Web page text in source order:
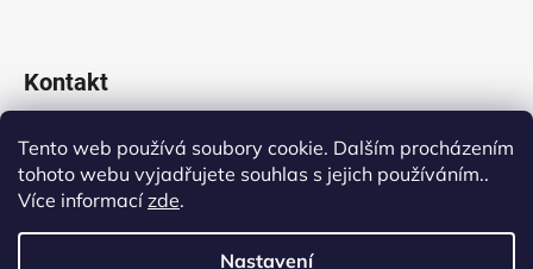
Tento web používá soubory cookie. Dalším procházením
tohoto webu vyjadřujete souhlas s jejich používáním..
Více informacízde.
Nastavení
Kontakt
obchod@vladeko.cz
+420 311 678 445